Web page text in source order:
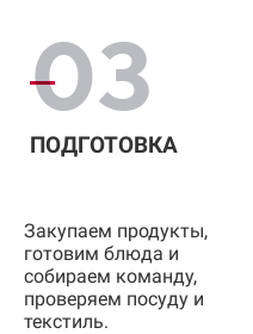
03
ПОДГОТОВКА
Закупаем продукты,
готовим блюда и
собираем команду,
проверяем посуду и
текстиль.